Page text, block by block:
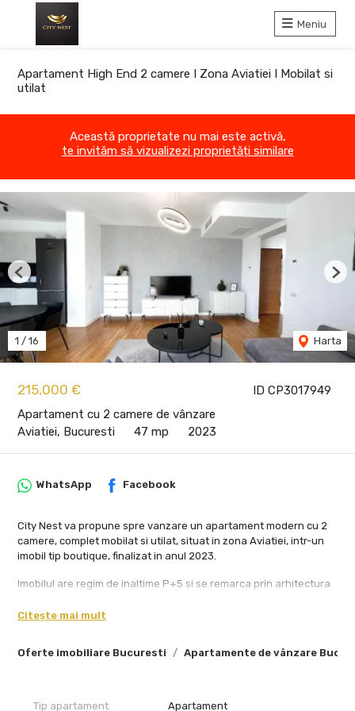
Meniu
Apartament High End 2 camere I Zona Aviatiei I Mobilat si
utilat
Această proprietate nu mai este activă,
te invităm să vizualizezi proprietăți similare
ID CP3017949
215,000 €
Apartament cu 2 camere de vânzare
Aviatiei, Bucuresti
47 mp 2023
1 / 16 Harta
Previous
Oferte imobiliare Bucuresti Apartamente de vânzare
WhatsApp Facebook
City Nest va propune spre vanzare un apartament modern cu 2
camere, complet mobilat si utilat, situat in zona Aviatiei, intr-un
imobil tip boutique, finalizat in anul 2023.
Imobilul are regim de inaltime P+5 si se remarca prin arhitectura
premium. Apartamentul este situat la etajul 2 si beneficiaza de o
zona de dining si bucatarie open-space complet echipata,
Citește mai mult
Tip apartament Apartament